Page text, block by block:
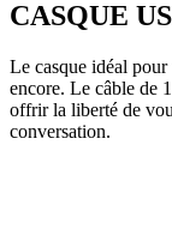
CASQUE
Le casque idéal
encore. Le câble de
offrir la liberté de
conversation.